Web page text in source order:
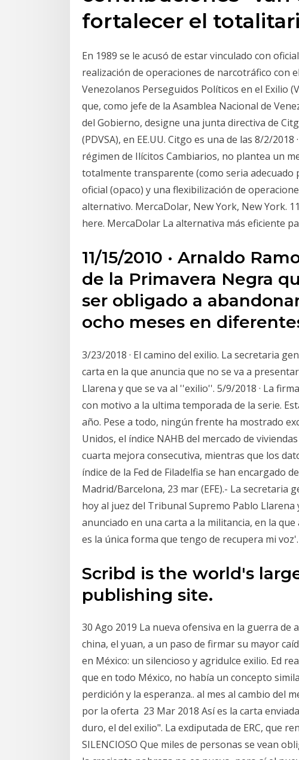
fortalecer el
En 1989 se le acusó de estar vinculado con
realización de operaciones de narcotráfico con
Venezolanos Perseguidos Políticos en el Exilio
que, como jefe de la Asamblea Nacional de
del Gobierno, designe una junta directiva de
(PDVSA), en EE.UU. Citgo es una de las 8/2/
régimen de Ilícitos Cambiarios, no plantea un
totalmente transparente (como seria adecuado
oficial (opaco) y una flexibilización de
alternativo. MercaDolar, New York, New York.
here. MercaDolar La alternativa más eficiente
11/15/2010 · Arnaldo
de la Primavera Negra
ser obligado a
ocho meses en
3/23/2018 · El camino del exilio. La secretaria
carta en la que anuncia que no se va a
Llarena y que se va al ''exilio''. 5/9/2018 · La
con motivo a la ultima temporada de la serie.
año. Pese a todo, ningún frente ha mostrado
Unidos, el índice NAHB del mercado de
cuarta mejora consecutiva, mientras que los
índice de la Fed de Filadelfia se han encargado
Madrid/Barcelona, 23 mar (EFE).- La secretaria
hoy al juez del Tribunal Supremo Pablo Llarena
anunciado en una carta a la militancia, en la
es la única forma que tengo de recupera mi voz'.
Scribd is the world's
publishing site.
30 Ago 2019 La nueva ofensiva en la guerra de
china, el yuan, a un paso de firmar su mayor
en México: un silencioso y agridulce exilio. Ed
que en todo México, no había un concepto
perdición y la esperanza.. al mes al cambio del
por la oferta 23 Mar 2018 Así es la carta
duro, el del exilio". La exdiputada de ERC, que
SILENCIOSO Que miles de personas se vean